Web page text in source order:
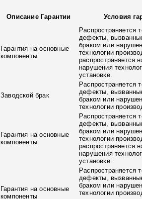
Описание Гарантии Условия
Гарантия на основные
компоненты
Распространяется
дефекты,
браком или
технологии
распространяется
нарушения
установке.
Заводской брак
Распространяется
дефекты,
браком или
технологии
Гарантия на основные
компоненты
Распространяется
дефекты,
браком или
технологии
распространяется
нарушения
установке.
Гарантия на основные
компоненты
Распространяется
дефекты,
браком или
технологии